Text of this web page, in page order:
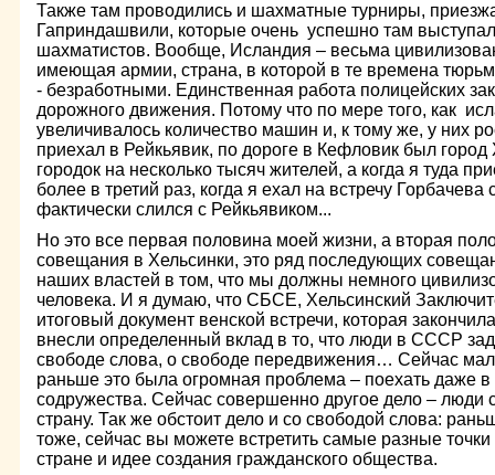
Также там проводились и шахматные турниры,
Гаприндашвили, которые очень успешно там
шахматистов. Вообще, Исландия – весьма
имеющая армии, страна, в которой в те времена
- безработными. Единственная работа полицейских
дорожного движения. Потому что по мере того, как
увеличивалось количество машин и, к тому же, у них
приехал в Рейкьявик, по дороге в Кефловик был
городок на несколько тысяч жителей, а когда я туда
более в третий раз, когда я ехал на встречу Горбачева
фактически слился с Рейкьявиком...
Но это все первая половина моей жизни, а вторая
совещания в Хельсинки, это ряд последующих
наших властей в том, что мы должны немного
человека. И я думаю, что СБСЕ, Хельсинский
итоговый документ венской встречи, которая
внесли определенный вклад в то, что люди в СССР
свободе слова, о свободе передвижения… Сейчас
раньше это была огромная проблема – поехать даже в
содружества. Сейчас совершенно другое дело – люди
страну. Так же обстоит дело и со свободой слова:
тоже, сейчас вы можете встретить самые разные
стране и идее создания гражданского общества.